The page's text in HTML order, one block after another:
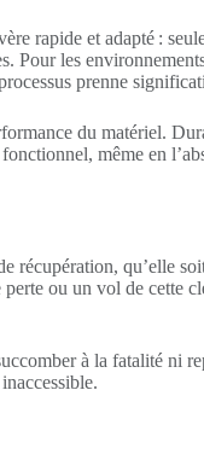
rapide et adapté :
Pour les
prenne
du matériel.
même en
récupération, qu’elle
ou un vol de cette
à la fatalité ni